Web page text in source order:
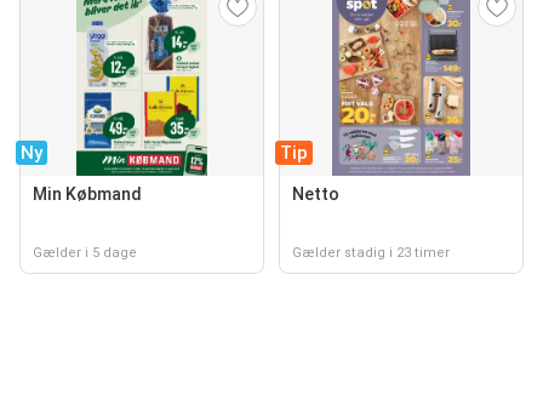
Ny
Min Købmand
Gælder i 5 dage
Tip
Netto
Gælder stadig i 23 timer